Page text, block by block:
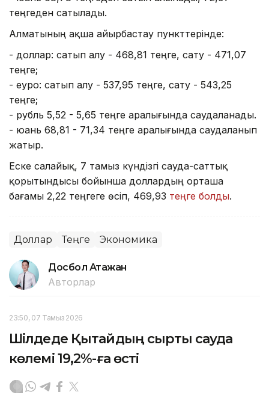
теңгеден сатылады.
Алматының ақша айырбастау пункттерінде:
- доллар: сатып алу - 468,81 теңге, сату - 471,07
теңге;
- еуро: сатып алу - 537,95 теңге, сату - 543,25
теңге;
- рубль 5,52 - 5,65 теңге аралығында саудаланады.
- юань 68,81 - 71,34 теңге аралығында саудаланып
жатыр.
Еске салайық, 7 тамыз күндізгі сауда-саттық
қорытындысы бойынша доллардың орташа
бағамы 2,22 теңгеге өсіп, 469,93 теңге болды.
Доллар Теңге Экономика
Досбол Атажан
Авторлар
23:50, 07 Тамыз 2026
Шілдеде Қытайдың сыртқы сауда
көлемі 19,2%-ға өсті